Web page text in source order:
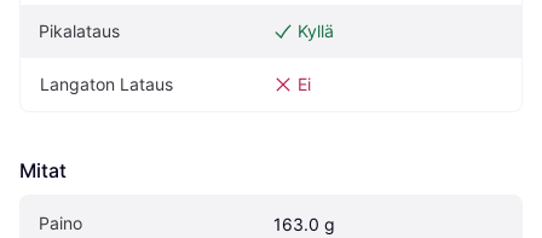
Pikalataus Kyllä
Langaton Lataus Ei
Mitat
Paino 163.0 g